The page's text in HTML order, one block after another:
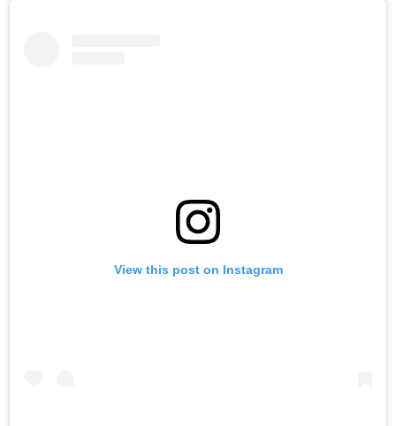
View this post on Instagram